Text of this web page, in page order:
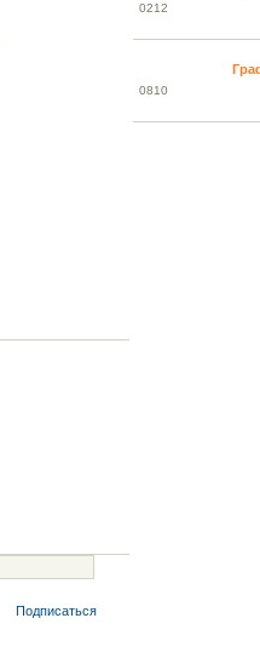
Подписаться
0212
0810